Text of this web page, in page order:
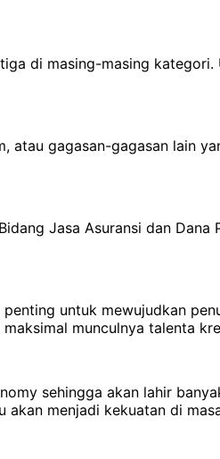
di masing-masing
gagasan-gagasan lain
Jasa Asuransi dan Dana
untuk mewujudkan
munculnya talenta
sehingga akan lahir
menjadi kekuatan di